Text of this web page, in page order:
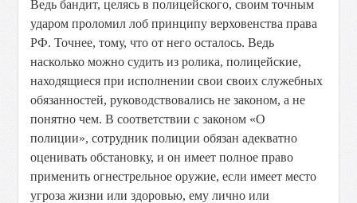
Ведь бандит, целясь в полицейского, своим точным
ударом проломил лоб принципу верховенства права
РФ. Точнее, тому, что от него осталось. Ведь
насколько можно судить из ролика, полицейские,
находящиеся при исполнении свои своих служебных
обязанностей, руководствовались не законом, а не
понятно чем. В соответствии с законом «О
полиции», сотрудник полиции обязан адекватно
оценивать обстановку, и он имеет полное право
применить огнестрельное оружие, если имеет место
угроза жизни или здоровью, ему лично или